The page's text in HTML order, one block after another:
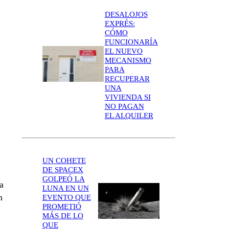
DESALOJOS
EXPRÉS:
CÓMO
FUNCIONARÍA
EL NUEVO
MECANISMO
PARA
RECUPERAR
UNA
VIVIENDA SI
NO PAGAN
EL ALQUILER
UN COHETE
DE SPACEX
GOLPEÓ LA
LUNA EN UN
EVENTO QUE
PROMETIÓ
MÁS DE LO
QUE